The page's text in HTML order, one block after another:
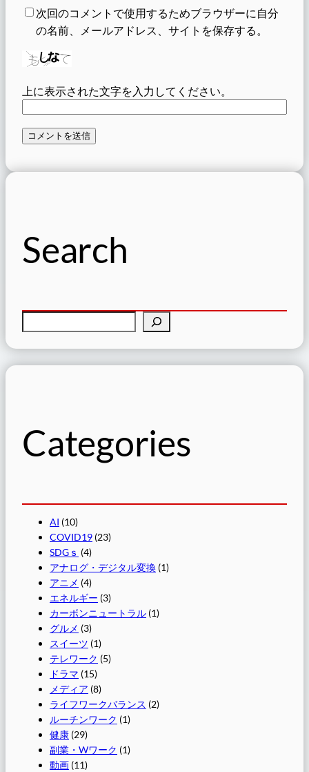
次回のコメントで使用するためブラウザーに自分
の名前、メールアドレス、サイトを保存する。
上に表示された文字を入力してください。
Search
Categories
AI (10)
COVID19 (23)
SDGｓ (4)
アナログ・デジタル変換 (1)
アニメ (4)
エネルギー (3)
カーボンニュートラル (1)
グルメ (3)
スイーツ (1)
テレワーク (5)
ドラマ (15)
メディア (8)
ライフワークバランス (2)
ルーチンワーク (1)
健康 (29)
副業・Wワーク (1)
動画 (11)